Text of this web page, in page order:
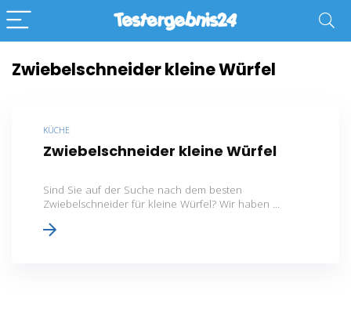
Zwiebelschneider kleine Würfel
KÜCHE
Zwiebelschneider kleine Würfel
Sind Sie auf der Suche nach dem besten
Zwiebelschneider für kleine Würfel? Wir haben ...